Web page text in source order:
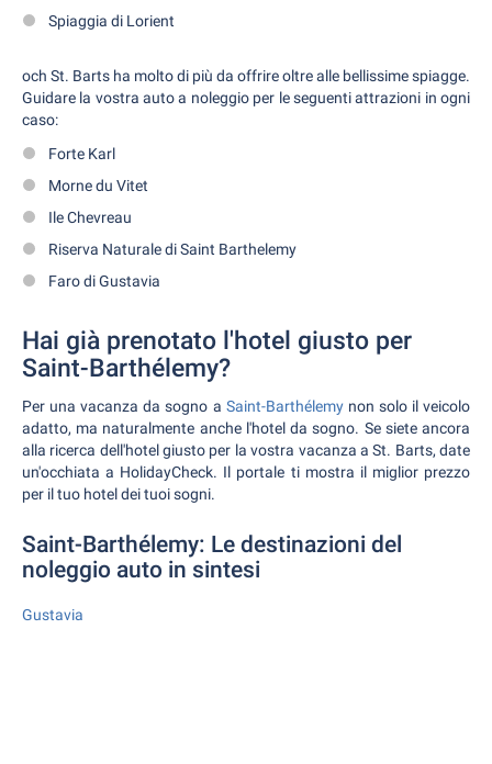
Spiaggia di Lorient
och St. Barts ha molto di più da offrire oltre alle bellissime spiagge.
Guidare la vostra auto a noleggio per le seguenti attrazioni in ogni
caso:
Forte Karl
Morne du Vitet
Ile Chevreau
Riserva Naturale di Saint Barthelemy
Faro di Gustavia
Hai già prenotato l'hotel giusto per
Saint-Barthélemy?
Per una vacanza da sogno a Saint-Barthélemynon solo il veicolo
adatto, ma naturalmente anche l'hotel da sogno. Se siete ancora
alla ricerca dell'hotel giusto per la vostra vacanza a St. Barts, date
un'occhiata a HolidayCheck. Il portale ti mostra il miglior prezzo
per il tuo hotel dei tuoi sogni.
Saint-Barthélemy: Le destinazioni del
noleggio auto in sintesi
Gustavia